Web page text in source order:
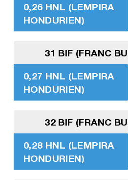
0,26 HNL (LEMPIRA
HONDURIEN)
31 BIF (FRANC
0,27 HNL (LEMPIRA
HONDURIEN)
32 BIF (FRANC
0,28 HNL (LEMPIRA
HONDURIEN)